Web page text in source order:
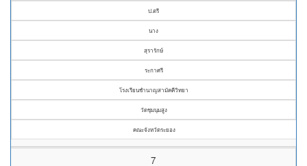
ป.ตรี
นาง
สุรารักษ์
ระกาศรี
โรงเรียนชำนาญสามัคคีวิทยา
วัดชุมนุมสูง
คณะจังหวัดระยอง
7